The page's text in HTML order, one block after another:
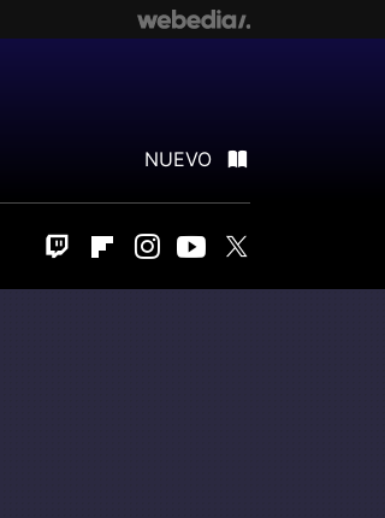
NUEVO
Twitch FlipboardInstagram
Youtube